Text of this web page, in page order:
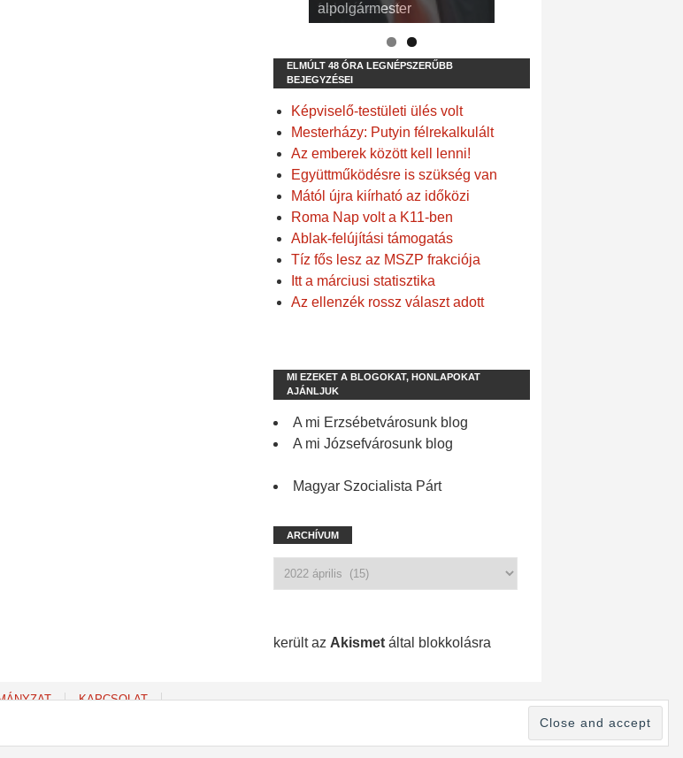
alpolgármester
frakcióvezető
ELMÚLT 48 ÓRA LEGNÉPSZERŰBB
BEJEGYZÉSEI
Képviselő-testületi ülés volt
Mesterházy: Putyin félrekalkulált
Az emberek között kell lenni!
Együttműködésre is szükség van
Mától újra kiírható az időközi
Roma Nap volt a K11-ben
Ablak-felújítási támogatás
Tíz fős lesz az MSZP frakciója
Itt a márciusi statisztika
Az ellenzék rossz választ adott
MI EZEKET A BLOGOKAT, HONLAPOKAT
AJÁNLJUK
A mi Erzsébetvárosunk blog
A mi Józsefvárosunk blog
Magyar Szocialista Párt
ARCHÍVUM
került az Akismet által blokkolásra
KAPCSOLAT